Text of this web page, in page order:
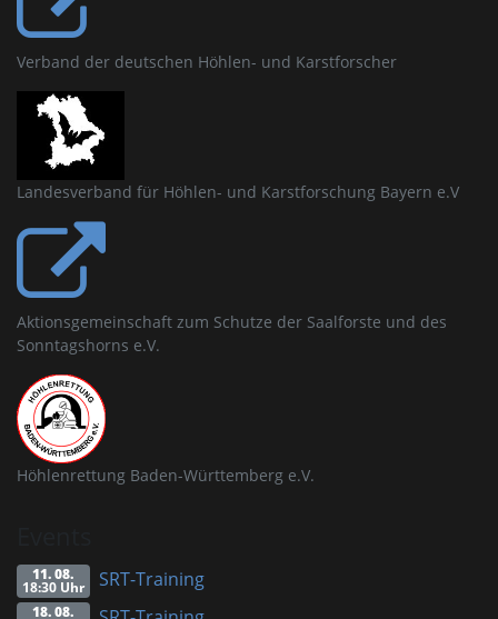
Verband der deutschen Höhlen- und Karstforscher
Landesverband für Höhlen- und Karstforschung Bayern e.V
Aktionsgemeinschaft zum Schutze der Saalforste und des
Sonntagshorns e.V.
Höhlenrettung Baden-Württemberg e.V.
11. 08.
18:30 Uhr SRT-Training
18. 08.